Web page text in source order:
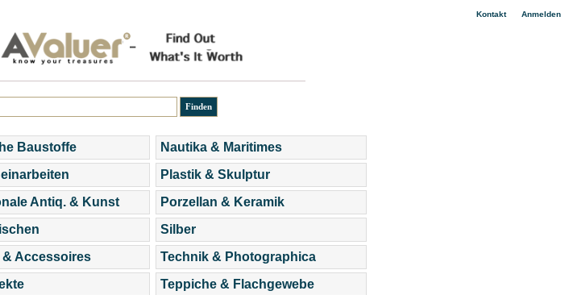
Kontakt| Anmelden
Baustoffe
Antiq. & Kunst
& Accessoires
Nautika & Maritimes
Plastik & Skulptur
Porzellan & Keramik
Silber
Technik & Photographica
Teppiche & Flachgewebe